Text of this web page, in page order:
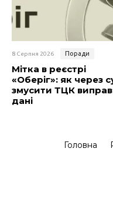
8 Серпня 2026 Поради
Мітка в реєстрі
«Оберіг»: як через
змусити ТЦК
дані
Головна